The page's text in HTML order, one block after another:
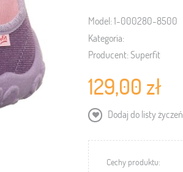
Model:1-000280-8500
Kategoria:
Producent:Superfit
129,00 zł
Dodaj do listy życzeń
Cechy produktu: